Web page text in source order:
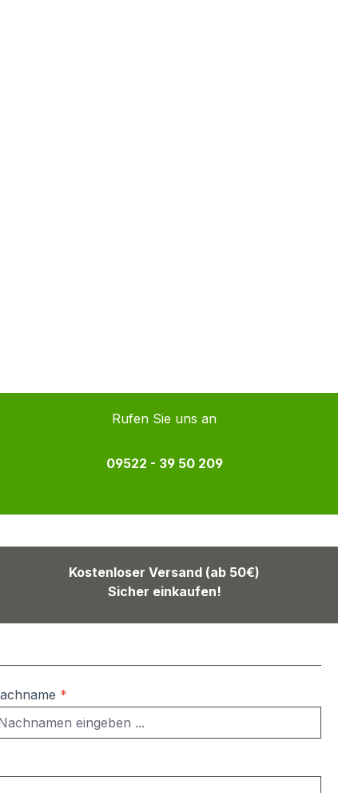
Rufen Sie uns an
09522 - 39 50 209
Kostenloser Versand (ab 50€)
Sicher einkaufen!
*